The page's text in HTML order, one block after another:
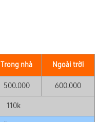
Trong nhà Ngoài trời
500.000 600.000
110k